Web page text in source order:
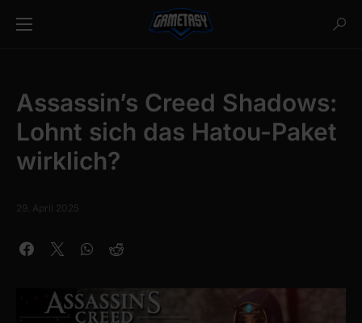
Assassin’s Creed Shadows:
Lohnt sich das Hatou-Paket
wirklich?
29. April 2025